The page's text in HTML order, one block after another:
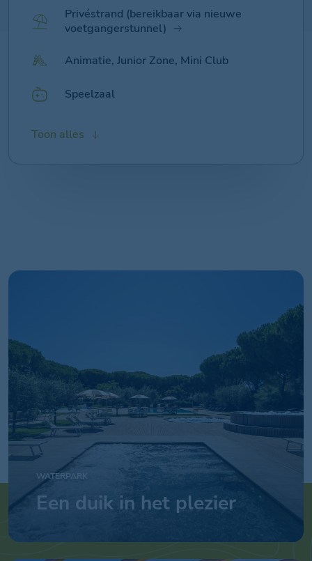
Privéstrand (bereikbaar via nieuwe
voetgangerstunnel)
Animatie, Junior Zone, Mini Club
Speelzaal
Zonnebankzone
Strandvolleybal, Zaalvoetbal
Markt, Bazaar, Kiosk, Tabakswinkel
Wi-Fi
Excursies
Monetair / Cashless Betaling
Fietsverhuur
Wasserij
Hondentrainer
Toon alles
WATERPARK
Een duik in het plezier